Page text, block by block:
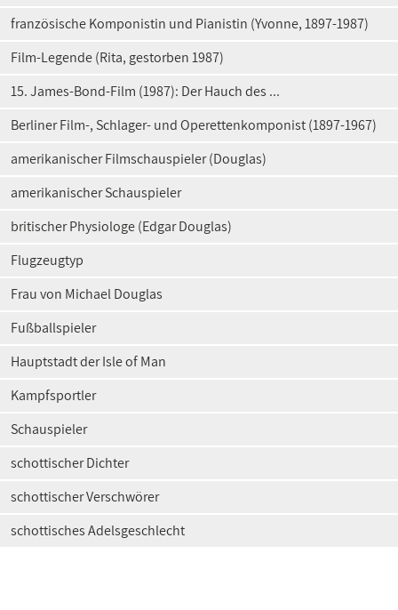
französische Komponistin und Pianistin (Yvonne, 1897-1987)
Film-Legende (Rita, gestorben 1987)
15. James-Bond-Film (1987): Der Hauch des ...
Berliner Film-, Schlager- und Operettenkomponist (1897-1967)
amerikanischer Filmschauspieler (Douglas)
amerikanischer Schauspieler
britischer Physiologe (Edgar Douglas)
Flugzeugtyp
Frau von Michael Douglas
Fußballspieler
Hauptstadt der Isle of Man
Kampfsportler
Schauspieler
schottischer Dichter
schottischer Verschwörer
schottisches Adelsgeschlecht